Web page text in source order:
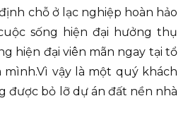
chỗ ở lạc nghiệp hoàn hảo
sống hiện đại hưởng thụ
hiện đại viên mãn ngay tại tổ
vậy là một quý khách
được bỏ lỡ dự án đất nền nhà